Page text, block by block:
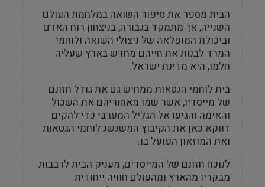
הבית מספר את סיפור השואה במלחמת העולם
השנייה, אך מתמקד בגבורה, בניצחון רוח האדם
וביכולת המופלאה של ניצולי השואה ולוחמי
המרד לבנות את חייהם מחדש בארץ שעליה
חלמו, היא מדינת ישראל.
בית לוחמי הגטאות ממחיש גם את גודל חזונם
של מייסדיו, אשר שמו מאחוריהם את השכול
והאימה והגיעו אל הגליל המערבי כדי להקים
דווקא כאן את הקיבוץ המשגשג לוחמי הגטאות
ואת המוזאון הפועל בו.
לנוכח חזונם של המייסדים, מעניק הבית לרבבות
מבקריו מהארץ ומהעולם חוויה ייחודית